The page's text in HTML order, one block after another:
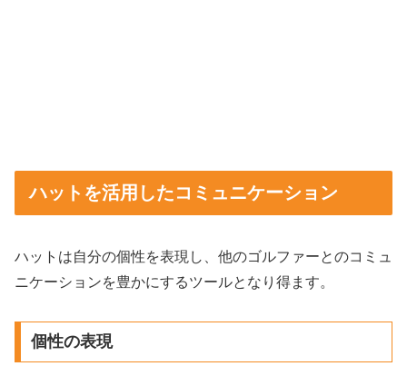
ハットを活用したコミュニケーション
ハットは自分の個性を表現し、他のゴルファーとのコミュ
ニケーションを豊かにするツールとなり得ます。
個性の表現